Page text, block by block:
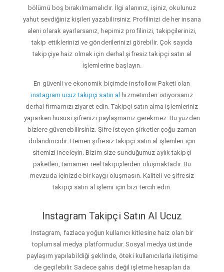
bölümü boş bırakılmamalıdır. İlgi alanınız, işiniz, okulunuz
yahut sevdiğiniz kişileri yazabilirsiniz. Profilinizi de her insana
aleni olarak ayarlarsanız, hepimiz profilinizi, takipçilerinizi,
takip ettiklerinizi ve gönderilerinizi görebilir. Çok sayıda
takipçiye haiz olmak için derhal şifresiz takipçi satın al
işlemlerine başlayın.
En güvenli ve ekonomik biçimde insfollow Paketi olan
instagram ucuz takipçi satın al hizmetinden istiyorsanız
derhal firmamızı ziyaret edin. Takipçi satın alma işlemleriniz
yaparken hususi şifrenizi paylaşmanız gerekmez. Bu yüzden
bizlere güvenebilirsiniz. Şifre isteyen şirketler çoğu zaman
dolandırıcıdır. Hemen şifresiz takipçi satın al işlemleri için
sitemizi inceleyin. Bizim size sunduğumuz aylık takipçi
paketleri, tamamen reel takipçilerden oluşmaktadır. Bu
mevzuda içinizde bir kaygı oluşmasın. Kaliteli ve şifresiz
takipçi satın al işlemi için bizi tercih edin.
Instagram Takipçi Satın Al Ucuz
Instagram, fazlaca yoğun kullanıcı kitlesine haiz olan bir
toplumsal medya platformudur. Sosyal medya üstünde
paylaşım yapılabildiği şeklinde, öteki kullanıcılarla iletişime
de geçilebilir. Sadece şahıs değil işletme hesapları da